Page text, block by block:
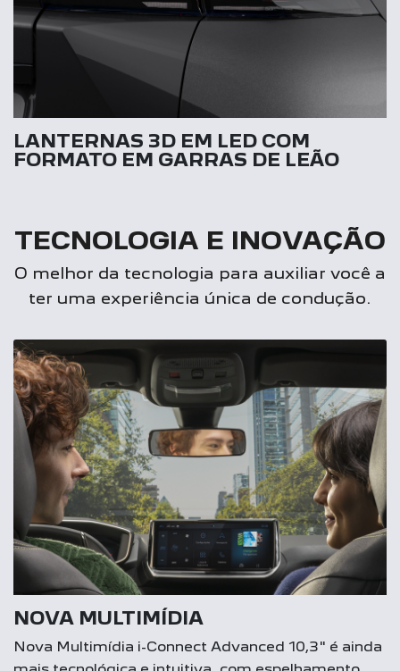
LANTERNAS 3D EM LED COM
FORMATO EM GARRAS DE LEÃO
TECNOLOGIA E INOVAÇÃO
O melhor da tecnologia para auxiliar você a
ter uma experiência única de condução.
NOVA MULTIMÍDIA
Nova Multimídia i-Connect Advanced 10,3" é ainda